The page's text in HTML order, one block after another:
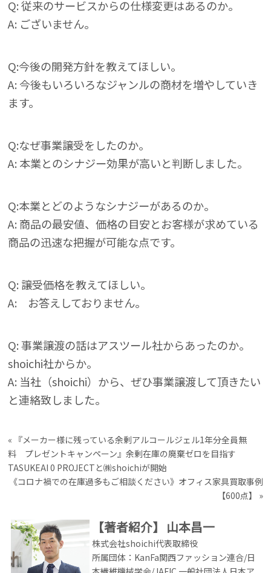
Q: 従来のサービスからの仕様変更はあるのか。
A: ございません。
Q:今後の開発方針を教えてほしい。
A: 今後もいろいろなジャンルの商材を増やしていき
ます。
Q:なぜ事業譲受をしたのか。
A: 本業とのシナジー効果が高いと判断しました。
Q:本業とどのようなシナジーがあるのか。
A: 商品の最安値、価格の目安とお客様が求めている
商品の迅速な把握が可能な点です。
Q: 譲受価格を教えてほしい。
A: お答えしておりません。
Q: 事業譲渡の話はアスツール社からあったのか。
shoichi社からか。
A: 当社（shoichi）から、ぜひ事業譲渡して頂きたい
と連絡致しました。
« 『メーカー様に残っている余剰アルコールジェル1年分全員無
料 プレゼントキャンペーン』余剰在庫の廃棄ゼロを目指す
TASUKEAI 0 PROJECTと㈱shoichiが開始
《コロナ禍での在庫過多もご相談ください》オフィス家具買取事例
【600点】
»
【著者紹介】 山本昌一
株式会社shoichi代表取締役
所属団体：KanFa関西ファッション連合/日